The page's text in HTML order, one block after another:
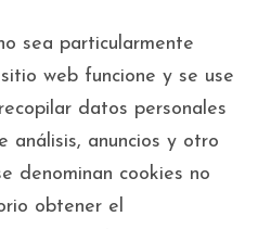
sea particularmente
web funcione y se use
datos personales
análisis, anuncios y otro
denominan cookies no
obtener el